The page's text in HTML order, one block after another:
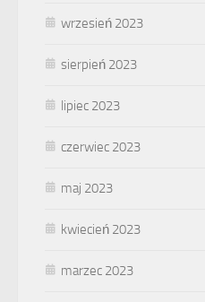
wrzesień 2023
sierpień 2023
lipiec 2023
czerwiec 2023
maj 2023
kwiecień 2023
marzec 2023